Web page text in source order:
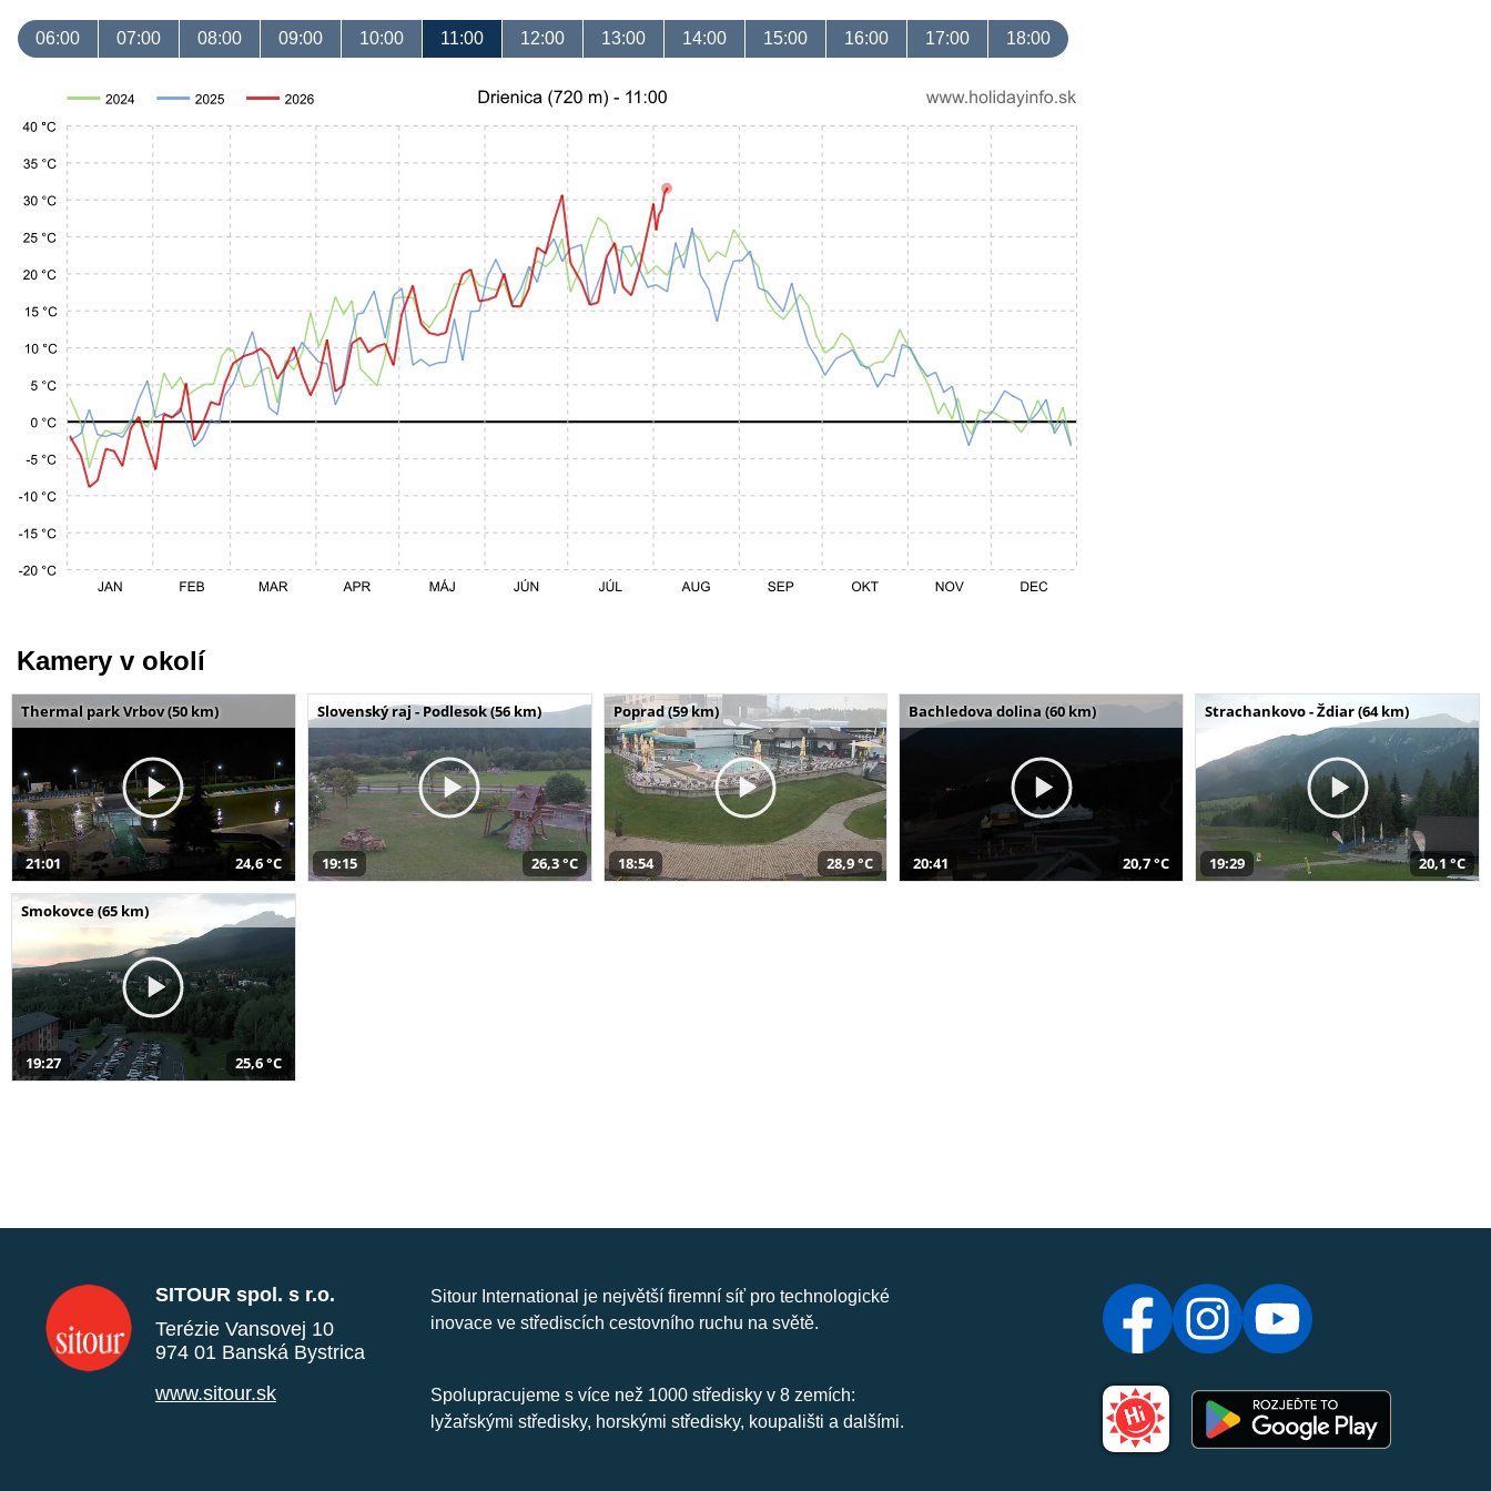
06:00 07:00 08:00 09:00 10:00 11:00 12:00 13:00 14:00 15:00 16:00 17:00 18:00
Kamery v okolí
Thermal park Vrbov (50 km)
21:01 24,6 °C
Slovenský raj - Podlesok (56 km)
19:15 26,3 °C
Poprad (59 km)
18:54 28,9 °C
Bachledova dolina (60 km)
20:41 20,7 °C
Strachankovo - Ždiar (64 km)
19:29 20,1 °C
Smokovce (65 km)
19:27 25,6 °C
SITOUR spol. s r.o.
Terézie Vansovej 10
974 01 Banská Bystrica
www.sitour.sk
Sitour International je největší firemní síť pro technologické
inovace ve střediscích cestovního ruchu na světě.
Spolupracujeme s více než 1000 středisky v 8 zemích:
lyžařskými středisky, horskými středisky, koupališti a dalšími.